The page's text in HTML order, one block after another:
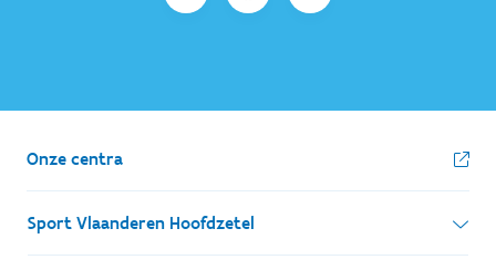
Onze centra
Sport Vlaanderen Hoofdzetel